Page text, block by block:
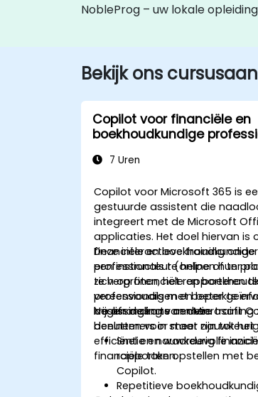
NobleProg – uw lokale
Bekijk ons
Copilot voor financiële en
boekhoudkundige
7 Uren
Copilot voor Microsoft 365 is
gestuurde assistent die
integreert met de Microsoft
applicaties. Het doel hiervan is
financiële en boekhoudkundige
professionals te helpen hun
te vergroten, het rapporteren
vereenvoudigen en beter
beslissingen te nemen.
Deze interactieve training
een instructeur (online of ter
zich op financiële en
professionals met beperkte
krijgen de kans om Microsoft
benutten voor meer
efficiëntie en waardevolle
financiële taken.
Na afronding van deze training
deelnemers in staat zijn tot het
Snel en nauwkeurig
rapporten opstellen met
Copilot.
Repetitieve